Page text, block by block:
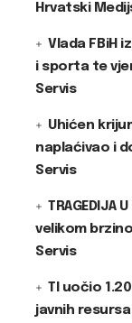
Hrvatski
Vlada FBiH
i sporta te
Servis
Uhićen
naplaćivao i
Servis
TRAGEDIJA
velikom
Servis
TI uočio
javnih